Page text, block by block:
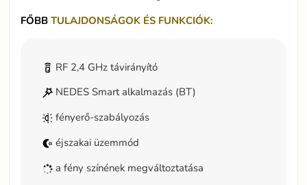
FŐBB TULAJDONSÁGOK ÉS FUNKCIÓK:
RF 2,4 GHz távirányító
NEDES Smart alkalmazás (BT)
fényerő-szabályozás
éjszakai üzemmód
a fény színének megváltoztatása